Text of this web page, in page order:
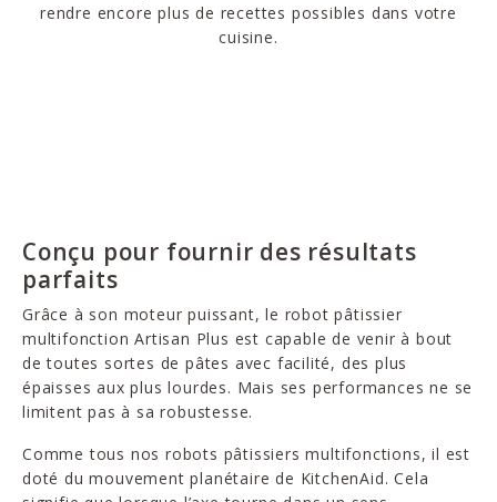
rendre encore plus de recettes possibles dans votre
cuisine.
Conçu pour fournir des résultats
parfaits
Grâce à son moteur puissant, le robot pâtissier
multifonction Artisan Plus est capable de venir à bout
de toutes sortes de pâtes avec facilité, des plus
épaisses aux plus lourdes. Mais ses performances ne se
limitent pas à sa robustesse.
Comme tous nos robots pâtissiers multifonctions, il est
doté du mouvement planétaire de KitchenAid. Cela